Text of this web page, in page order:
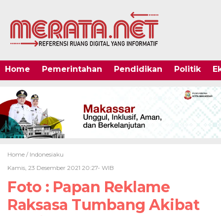
Home Pemerintahan Pendidikan Politik
Home / Indonesiaku
Kamis, 23 Desember 2021 20:27- WIB
Foto : Papan Reklame
Raksasa Tumbang Akibat